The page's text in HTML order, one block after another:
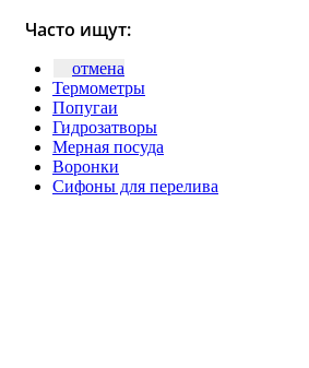
Часто ищут:
отмена
Термометры
Попугаи
Гидрозатворы
Мерная посуда
Воронки
Сифоны для перелива